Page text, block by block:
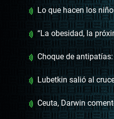
Lo que hacen los niños para que los padres dejen de mirar
“La obesidad, la próxima pandemia silenciosa”
Choque de antipatías: legisladores de
Lubetkin salió al cruce de las versiones sobre
Ceuta, Darwin comentó otro ejemplo de la